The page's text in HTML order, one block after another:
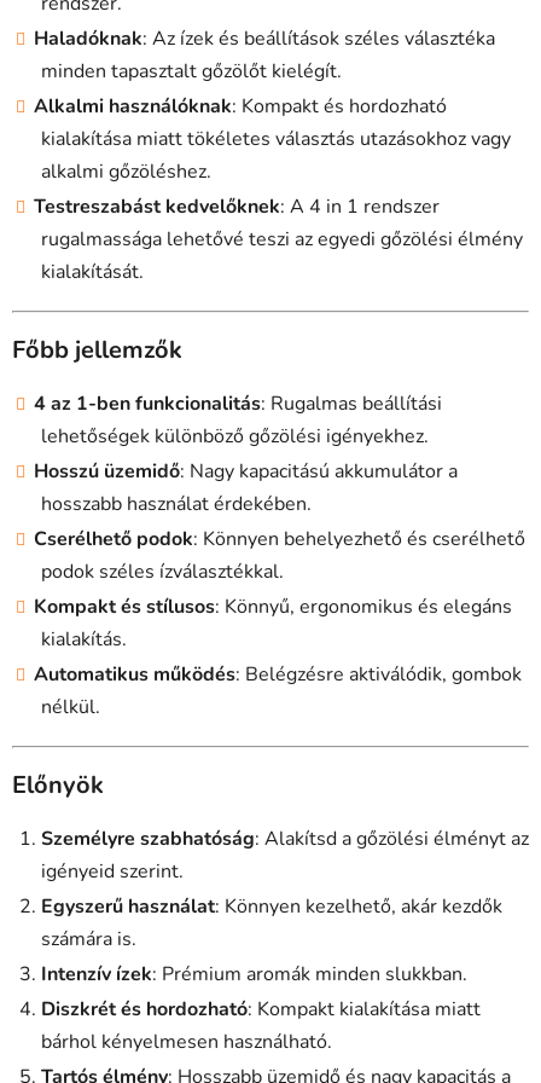
Haladóknak: Az ízek és beállítások széles választéka
minden tapasztalt gőzölőt kielégít.
Alkalmi használóknak: Kompakt és hordozható
kialakítása miatt tökéletes választás utazásokhoz vagy
alkalmi gőzöléshez.
Testreszabást kedvelőknek: A 4 in 1 rendszer
rugalmassága lehetővé teszi az egyedi gőzölési élmény
kialakítását.
Főbb jellemzők
4 az 1-ben funkcionalitás: Rugalmas beállítási
lehetőségek különböző gőzölési igényekhez.
Hosszú üzemidő: Nagy kapacitású akkumulátor a
hosszabb használat érdekében.
Cserélhető podok: Könnyen behelyezhető és cserélhető
podok széles ízválasztékkal.
Kompakt és stílusos: Könnyű, ergonomikus és elegáns
kialakítás.
Automatikus működés: Belégzésre aktiválódik, gombok
nélkül.
Előnyök
Személyre szabhatóság: Alakítsd a gőzölési élményt az
igényeid szerint.
Egyszerű használat: Könnyen kezelhető, akár kezdők
számára is.
Intenzív ízek: Prémium aromák minden slukkban.
Diszkrét és hordozható: Kompakt kialakítása miatt
bárhol kényelmesen használható.
Tartós élmény: Hosszabb üzemidő és nagy kapacitás a